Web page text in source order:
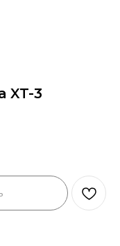
XT-3